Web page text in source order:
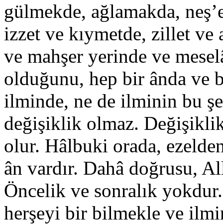
gülmekde, ağlamakda,
izzet ve kıymetde, zillet ve
ve mahşer yerinde ve
olduğunu, hep bir ânda ve
ilminde, ne de ilminin bu
değişiklik olmaz. Değişiklik
olur. Hâlbuki orada,
ân vardır. Dahâ doğrusu,
Öncelik ve sonralık
herşeyi bir bilmekle ve